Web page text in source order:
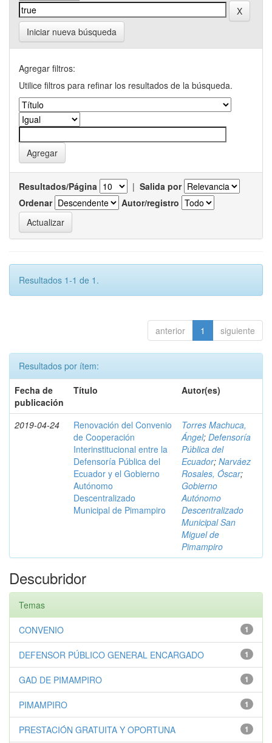
Iniciar nueva búsqueda
Agregar filtros:
Utilice filtros para refinar los resultados de la búsqueda.
Resultados/Página | Salida por
Ordenar
Autor/registro
Resultados 1-1 de 1.
anterior 1 siguiente
Resultados por ítem:
Fecha de
publicación
Título Autor(es)
2019-04-24
Renovación del Convenio
de Cooperación
Interinstitucional entre la
Defensoría Pública del
Ecuador y el Gobierno
Autónomo
Descentralizado
Municipal de Pimampiro
Torres Machuca,
Ángel; Defensoría
Pública del
Ecuador; Narváez
Rosales, Óscar;
Gobierno
Autónomo
Descentralizado
Municipal San
Miguel de
Pimampiro
Descubridor
Temas
1
CONVENIO
1
DEFENSOR PÚBLICO GENERAL ENCARGADO
1
GAD DE PIMAMPIRO
1
PIMAMPIRO
1
PRESTACIÓN GRATUITA Y OPORTUNA